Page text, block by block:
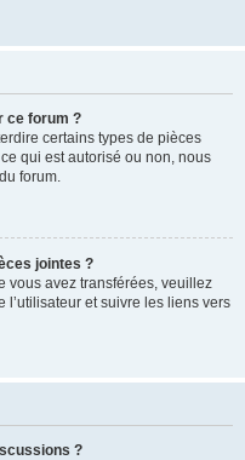
ce forum ?
certains types de pièces
qui est autorisé ou non, nous
forum.
jointes ?
vous avez transférées, veuillez
et suivre les liens vers
?